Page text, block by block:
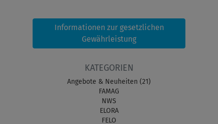
Informationen zur gesetzlichen
Gewährleistung
KATEGORIEN
Angebote & Neuheiten (21)
FAMAG
NWS
ELORA
FELO